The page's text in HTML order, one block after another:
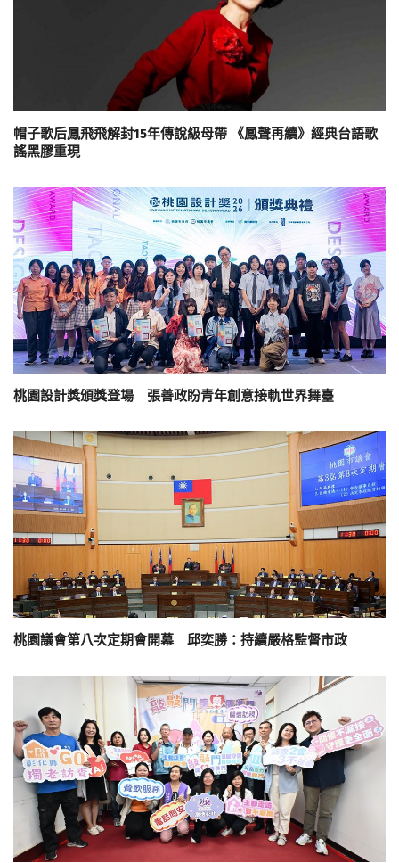
帽子歌后鳳飛飛解封15年傳說級母帶 《鳳聲再續》經典台語歌
謠黑膠重現
桃園設計獎頒獎登場 張善政盼青年創意接軌世界舞臺
桃園議會第八次定期會開幕 邱奕勝：持續嚴格監督市政